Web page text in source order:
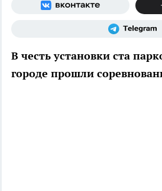
В честь установки ста
городе прошли